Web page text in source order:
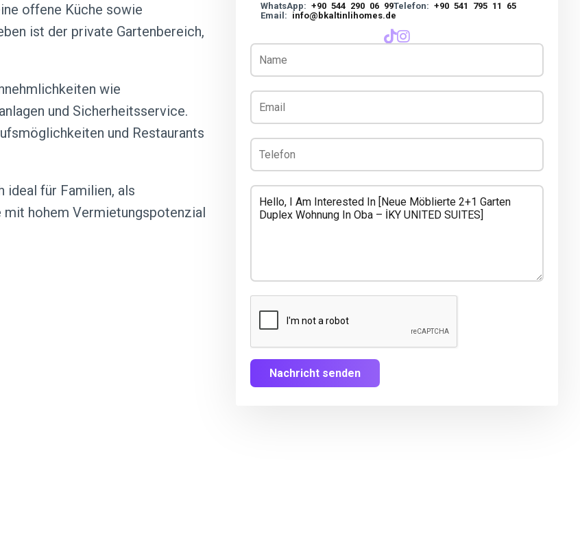
offene Küche sowie
ist der private Gartenbereich,
wie
und Sicherheitsservice.
und Restaurants
ideal für Familien, als
hohem Vermietungspotenzial
WhatsApp: +90 544 290 06 99Telefon: +90 541 795 11 65
Email: info@bkaltinlihomes.de
Nachricht senden